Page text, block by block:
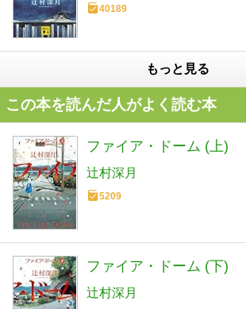
40189
もっと見る
この本を読んだ人がよく読む本
ファイア・ドーム (上)
辻村深月
5209
ファイア・ドーム (下)
辻村深月